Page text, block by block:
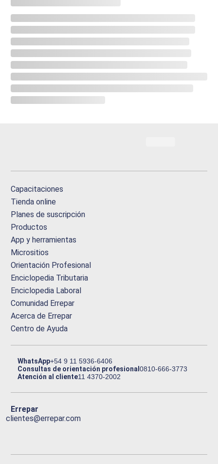
Capacitaciones
Tienda online
Planes de suscripción
Productos
App y herramientas
Micrositios
Orientación Profesional
Enciclopedia Tributaria
Enciclopedia Laboral
Comunidad Errepar
Acerca de Errepar
Centro de Ayuda
WhatsApp+54 9 11 5936-6406
Consultas de orientación profesional0810-666-3773
Atención al cliente11 4370-2002
Errepar
clientes@errepar.com